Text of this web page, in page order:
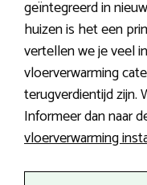
geïntegreerd in
huizen is het een
vertellen we je veel
vloerverwarming
terugverdientijd zijn.
Informeer dan naar
vloerverwarming